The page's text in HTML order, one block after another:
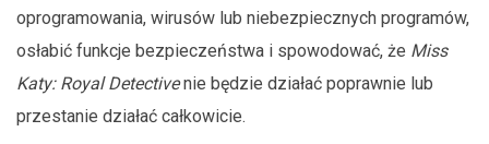
oprogramowania, wirusów lub niebezpiecznych programów,
osłabić funkcje bezpieczeństwa i spowodować, że Miss
Katy: Royal Detectivenie będzie działać poprawnie lub
przestanie działać całkowicie.